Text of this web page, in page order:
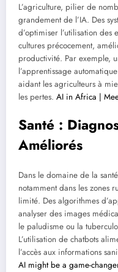
L’agriculture, pilier de
grandement de l’IA. Des
d’optimiser l’utilisation
cultures précocement,
productivité. Par exemple,
l’apprentissage
aidant les agriculteurs à
les pertes. AI in Africa |
Santé :
Améliorés
Dans le domaine de la
notamment dans les zones
limité. Des algorithmes
analyser des images
le paludisme ou la
L’utilisation de chatbots
l’accès aux informations
AI might be a game-